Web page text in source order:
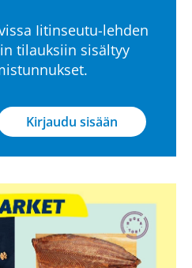
Iitinseutu-lehden
tilauksiin sisältyy
Kirjaudu sisään